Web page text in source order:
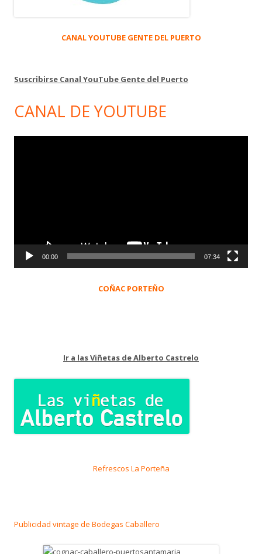
CANAL YOUTUBE GENTE DEL PUERTO
Suscribirse Canal YouTube Gente del Puerto
CANAL DE YOUTUBE
00:00 07:34
COÑAC PORTEÑO
Ir a las Viñetas de Alberto Castrelo
Refrescos La Porteña
Publicidad vintage de Bodegas Caballero